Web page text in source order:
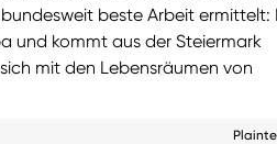
beste Arbeit ermittelt:
und kommt aus der Steiermark
mit den Lebensräumen von